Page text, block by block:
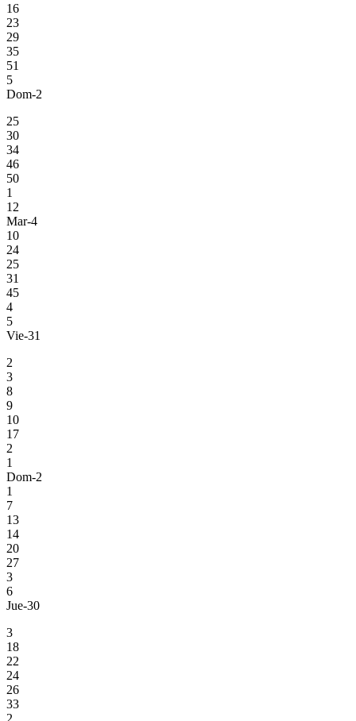
16
23
29
35
51
5
Dom-2
25
30
34
46
50
1
12
Mar-4
10
24
25
31
45
4
5
Vie-31
2
3
8
9
10
17
2
1
Dom-2
1
7
13
14
20
27
3
6
Jue-30
3
18
22
24
26
33
2